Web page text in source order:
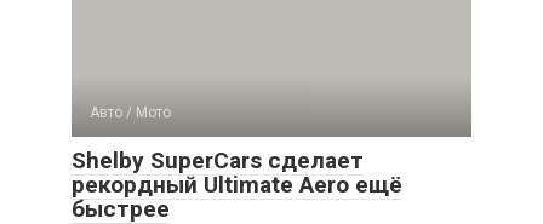
Авто / Мото
Shelby SuperCars сделает
рекордный Ultimate Aero ещё
быстрее